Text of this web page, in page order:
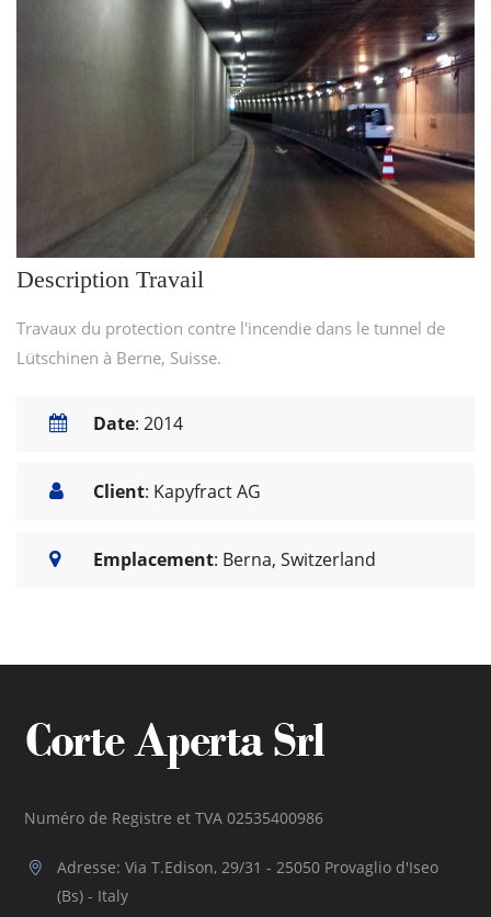
Description Travail
Travaux du protection contre l'incendie dans le tunnel de
Lütschinen à Berne, Suisse.
Date: 2014
Client: Kapyfract AG
Emplacement: Berna, Switzerland
Numéro de Registre et TVA 02535400986
Adresse: Via T.Edison, 29/31 - 25050 Provaglio d'Iseo
(Bs) - Italy